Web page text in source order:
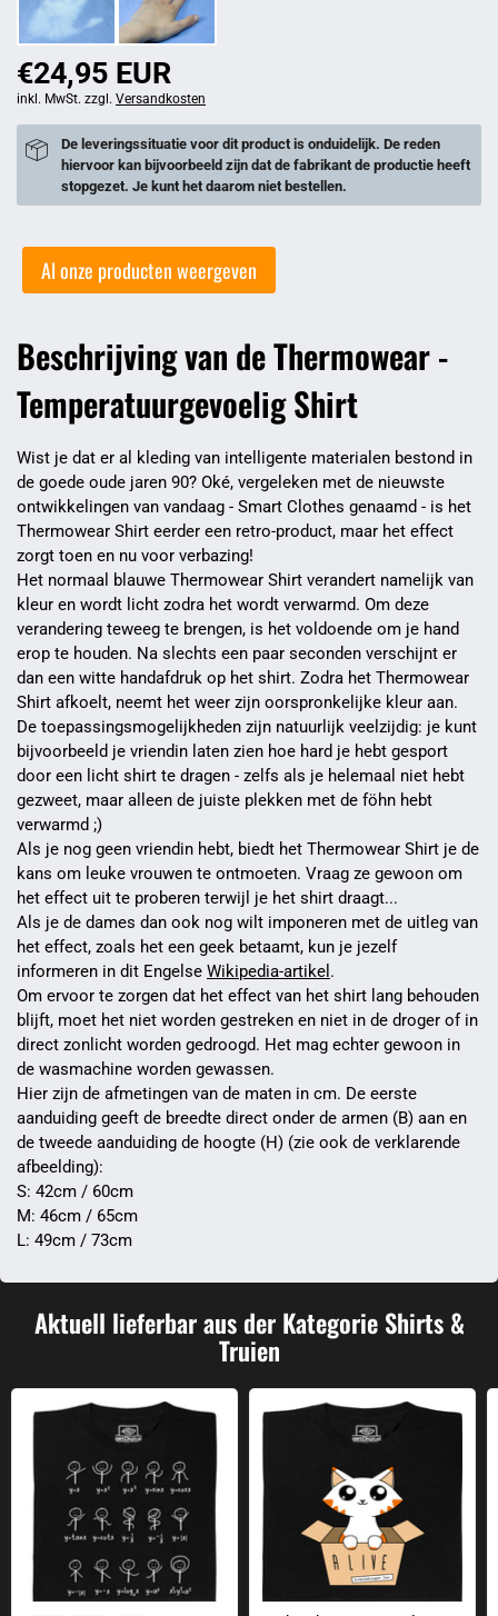
€24,95 EUR
inkl. MwSt. zzgl. Versandkosten
De leveringssituatie voor dit product is onduidelijk. De reden
hiervoor kan bijvoorbeeld zijn dat de fabrikant de productie heeft
stopgezet. Je kunt het daarom niet bestellen.
Al onze producten weergeven
Beschrijving van de Thermowear -
Temperatuurgevoelig Shirt
Wist je dat er al kleding van intelligente materialen bestond in
de goede oude jaren 90? Oké, vergeleken met de nieuwste
ontwikkelingen van vandaag - Smart Clothes genaamd - is het
Thermowear Shirt eerder een retro-product, maar het effect
zorgt toen en nu voor verbazing!
Het normaal blauwe Thermowear Shirt verandert namelijk van
kleur en wordt licht zodra het wordt verwarmd. Om deze
verandering teweeg te brengen, is het voldoende om je hand
erop te houden. Na slechts een paar seconden verschijnt er
dan een witte handafdruk op het shirt. Zodra het Thermowear
Shirt afkoelt, neemt het weer zijn oorspronkelijke kleur aan.
De toepassingsmogelijkheden zijn natuurlijk veelzijdig: je kunt
bijvoorbeeld je vriendin laten zien hoe hard je hebt gesport
door een licht shirt te dragen - zelfs als je helemaal niet hebt
gezweet, maar alleen de juiste plekken met de föhn hebt
verwarmd ;)
Als je nog geen vriendin hebt, biedt het Thermowear Shirt je de
kans om leuke vrouwen te ontmoeten. Vraag ze gewoon om
het effect uit te proberen terwijl je het shirt draagt...
Als je de dames dan ook nog wilt imponeren met de uitleg van
het effect, zoals het een geek betaamt, kun je jezelf
informeren in dit Engelse Wikipedia-artikel .
Om ervoor te zorgen dat het effect van het shirt lang behouden
blijft, moet het niet worden gestreken en niet in de droger of in
direct zonlicht worden gedroogd. Het mag echter gewoon in
de wasmachine worden gewassen.
Hier zijn de afmetingen van de maten in cm. De eerste
aanduiding geeft de breedte direct onder de armen (B) aan en
de tweede aanduiding de hoogte (H) (zie ook de verklarende
afbeelding):
S: 42cm / 60cm
M: 46cm / 65cm
L: 49cm / 73cm
Aktuell lieferbar aus der Kategorie Shirts &
Truien
Wiskunde dans Schrödinger's Kat Glow in the